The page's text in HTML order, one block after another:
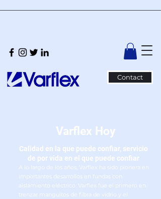
Contact
Varflex Hoy
Calidad en la que puede confiar, servicio
de por vida en el que puede confiar
A lo largo de los años, Varflex ha sido pionera en
importantes desarrollos en fundas con
aislamiento eléctrico. Varflex fue el primero en
trenzar manguitos de fibra de vidrio y el